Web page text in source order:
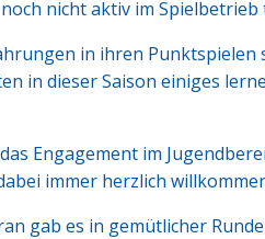
nicht aktiv im Spielbetrieb
in ihren Punktspielen
in dieser Saison einiges
Engagement im
immer herzlich
gab es in gemütlicher Runde